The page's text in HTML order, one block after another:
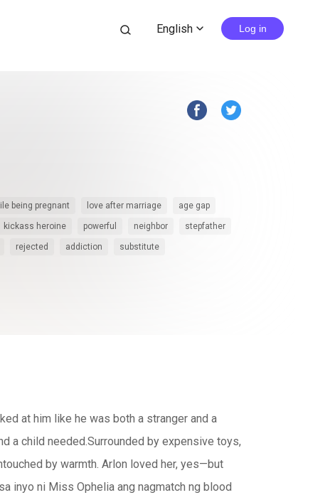
search English expand_more Log in
being pregnant love after marriage age gap
kickass heroine powerful neighbor stepfather
rejected addiction substitute
at him like he was both a stranger and a
a child needed.Surrounded by expensive toys,
by warmth. Arlon loved her, yes—but
inyo ni Miss Ophelia ang nagmatch ng blood